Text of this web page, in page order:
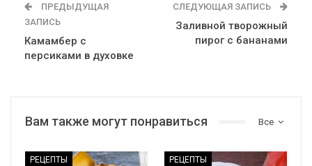
ПРЕДЫДУЩАЯ
ЗАПИСЬ
Камамбер с
персиками в духовке
СЛЕДУЮЩАЯ ЗАПИСЬ
Заливной творожный
пирог с бананами
Все
Вам также могут понравиться
РЕЦЕПТЫ РЕЦЕПТЫ